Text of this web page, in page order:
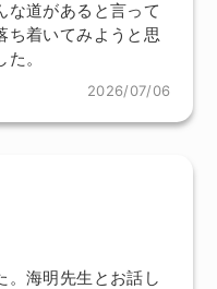
な道があると言って
ち着いてみようと思
。
2026/07/06
。海明先生とお話し